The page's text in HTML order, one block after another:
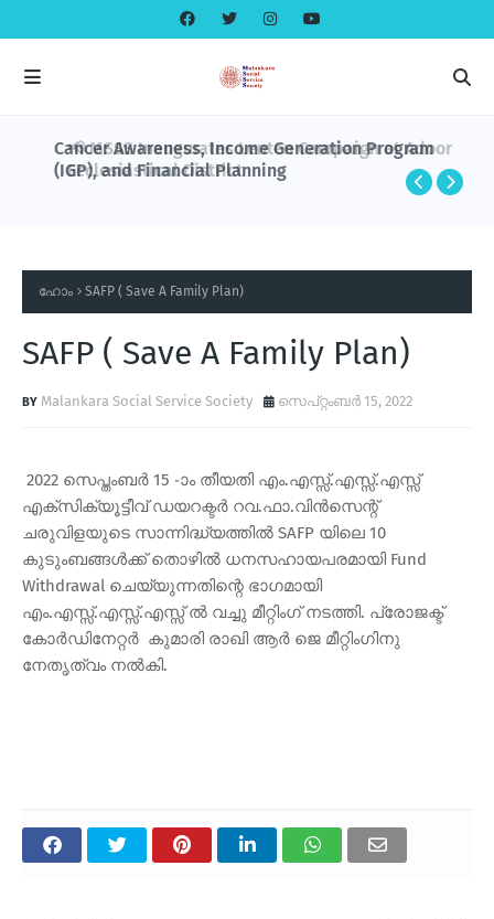
Cancer Awareness, Income Generation Program
(IGP), and Financial Planning
ഹോം SAFP ( Save A Family Plan)
SAFP ( Save A Family Plan)
Malankara Social Service Society സെപ്റ്റംബർ 15, 2022
2022 സെപ്തംബര്‍ 15 -ാം തീയതി എം.എസ്സ്.എസ്സ്.എസ്സ്
എക്‌സിക്യൂട്ടീവ് ഡയറക്ടര്‍ റവ.ഫാ.വിന്‍സെന്റ്
ചരുവിളയുടെ സാന്നിദ്ധ്യത്തില്‍ SAFP യിലെ 10
കുടുംബങ്ങള്‍ക്ക് തൊഴില്‍ ധനസഹായപരമായി Fund
Withdrawal ചെയ്യുന്നതിന്റെ ഭാഗമായി
എം.എസ്സ്.എസ്സ്.എസ്സ് ല്‍ വച്ചു മീറ്റിംഗ് നടത്തി. പ്രോജക്ട്
കോര്‍ഡിനേറ്റര്‍ കുമാരി രാഖി ആര്‍ ജെ മീറ്റിംഗിനു
നേതൃത്വം നല്‍കി.